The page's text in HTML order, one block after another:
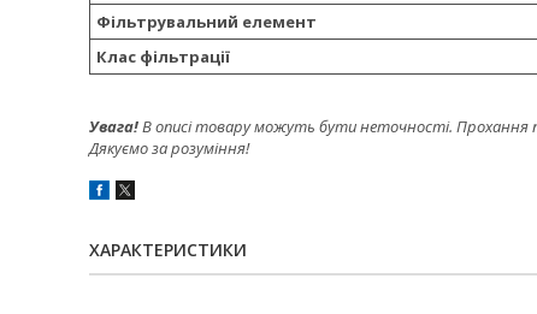
Фільтрувальний елемент
Клас фільтрації
Увага!В описі товару можуть бути неточності. Прохання
Дякуємо за розуміння!
ХАРАКТЕРИСТИКИ